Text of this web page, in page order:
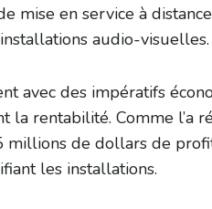
mise en service à
audio-visuelles.
avec des impératifs
rentabilité. Comme l’a
millions de dollars de
les installations.